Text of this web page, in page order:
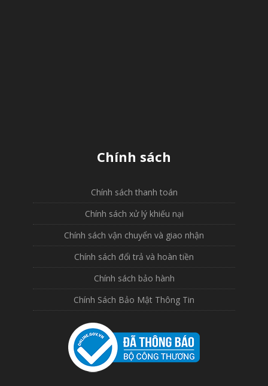
Chính sách
Chính sách thanh toán
Chính sách xử lý khiếu nại
Chính sách vận chuyển và giao nhận
Chính sách đổi trả và hoàn tiền
Chính sách bảo hành
Chính Sách Bảo Mật Thông Tin